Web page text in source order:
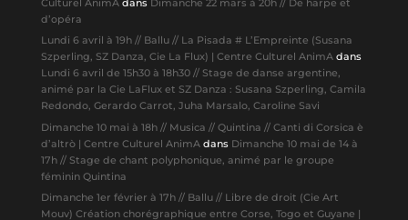
Culturel AnimAdans Dimanche 22 mars à 20h // De harpe et
d’opéra
Lundi 6 avril à 19h // Ballu // La Pisada # L’Empreinte (Susana
Szperling, SZ Danza, Cie La Flux) | Centre Culturel AnimAdans
Lundi 6 avril de 15h30 à 18h30 // Stage de danse argentine,
animé par la Cie LaFlux et SZ Danza : Susana Szperling, Camila
Redondo, Gerardo Carrot, Juha Marsalo, Caroline Savi
Dimanche 10 mai à 18h // Musica // Quintina // Canti di Corsica è
d’altrò | Centre Culturel AnimAdans Dimanche 10 mai de 14 à
17h // Stage de chant polyphonique, animé par le groupe
féminin Quintina
Dimanche 1er février à 17h // Ballu // Libre de droit (Cie Art
Mouv) Création chorégraphique entre Corse, Togo et Guyane |